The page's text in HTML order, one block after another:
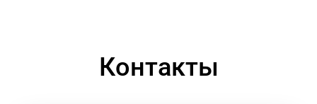
Контакты